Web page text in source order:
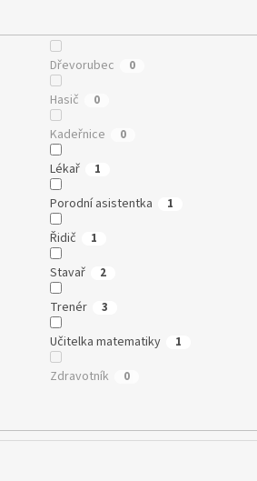
Dřevorubec 0
Hasič 0
Kadeřnice 0
Lékař 1
Porodní asistentka 1
Řidič 1
Stavař 2
Trenér 3
Učitelka matematiky 1
Zdravotník 0